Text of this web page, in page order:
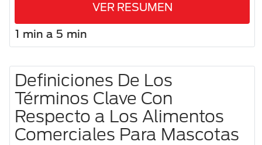
VER RESUMEN
1 min a 5 min
Definiciones De Los
Términos Clave Con
Respecto a Los Alimentos
Comerciales Para Mascotas